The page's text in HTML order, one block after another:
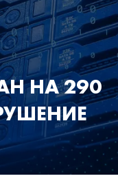
НА 290